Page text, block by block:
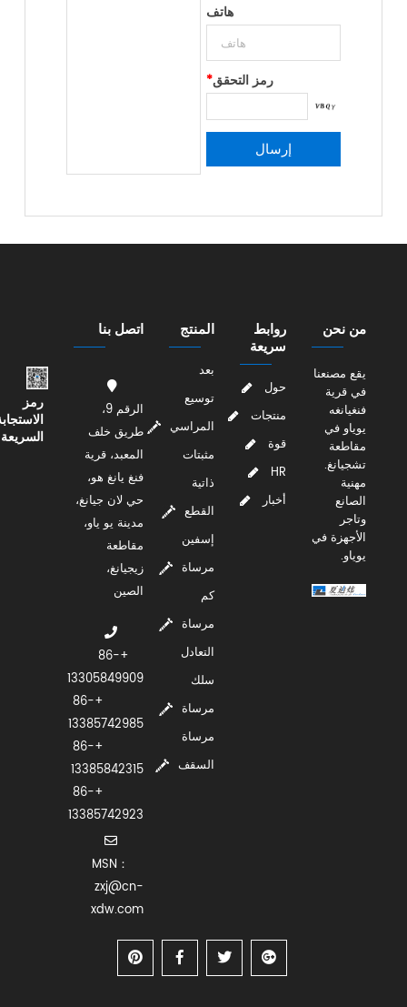
هاتف
*رمز التحقق
من نحن
يقع مصنعنا
في قرية
فنغيانغه
يوياو في
مقاطعة
تشجيانغ.
مهنية
الصانع
وتاجر
الأجهزة في
يوياو.
روابط
سريعة
حول
منتجات
قوة
HR
أخبار
المنتج
بعد
توسيع
المراسي
مثبتات
ذاتية
القطع
إسفين
مرساة
كم
مرساة
التعادل
سلك
مرساة
مرساة
السقف
اتصل بنا
الرقم 9،
طريق خلف
المعبد، قرية
فنغ يانغ هو،
حي لان جيانغ،
مدينة يو ياو،
مقاطعة
زيجيانغ،
الصين
+86-
13305849909
+86-
13385742985
+86-
13385842315
+86-
13385742923
MSN：
zxj@cn-
xdw.com
رمز
الاستجابة
السريعة